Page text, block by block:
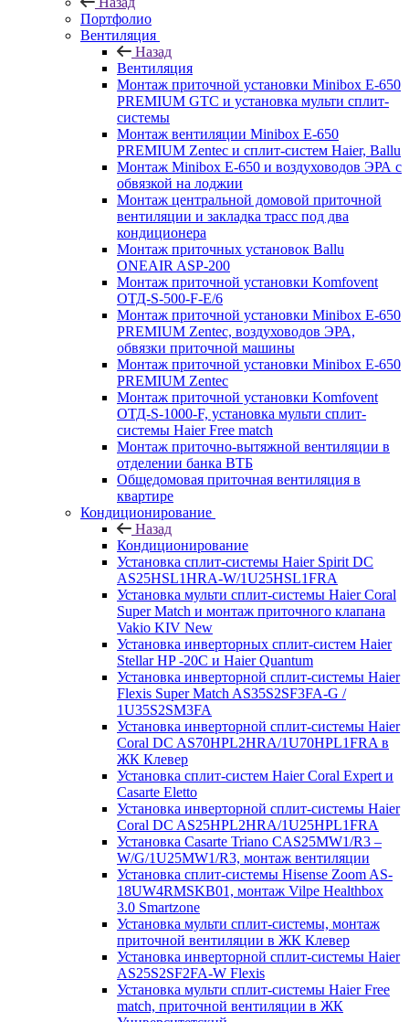
Портфолио
Вентиляция
Назад
Вентиляция
Монтаж приточной установки Minibox E-650
PREMIUM GTC и установка мульти сплит-
системы
Монтаж вентиляции Minibox E-650
PREMIUM Zentec и сплит-систем Haier, Ballu
Монтаж Minibox E-650 и воздуховодов ЭРА с
обвязкой на лоджии
Монтаж центральной домовой приточной
вентиляции и закладка трасс под два
кондиционера
Монтаж приточных установок Ballu
ONEAIR ASP-200
Монтаж приточной установки Komfovent
ОТД-S-500-F-E/6
Монтаж приточной установки Minibox E-650
PREMIUM Zentec, воздуховодов ЭРА,
обвязки приточной машины
Монтаж приточной установки Minibox E-650
PREMIUM Zentec
Монтаж приточной установки Komfovent
ОТД-S-1000-F, установка мульти сплит-
системы Haier Free match
Монтаж приточно-вытяжной вентиляции в
отделении банка ВТБ
Общедомовая приточная вентиляция в
квартире
Кондиционирование
Назад
Кондиционирование
Установка сплит-системы Haier Spirit DC
AS25HSL1HRA-W/1U25HSL1FRA
Установка мульти сплит-системы Haier Coral
Super Match и монтаж приточного клапана
Vakio KIV New
Установка инверторных сплит-систем Haier
Stellar HP -20С и Haier Quantum
Установка инверторной сплит-системы Haier
Flexis Super Match AS35S2SF3FA-G /
1U35S2SM3FA
Установка инверторной сплит-системы Haier
Coral DC AS70HPL2HRA/1U70HPL1FRA в
ЖК Клевер
Установка сплит-систем Haier Coral Expert и
Casarte Eletto
Установка инверторной сплит-системы Haier
Coral DC AS25HPL2HRA/1U25HPL1FRA
Установка Casarte Triano CAS25MW1/R3 –
W/G/1U25MW1/R3, монтаж вентиляции
Установка сплит-системы Hisense Zoom AS-
18UW4RMSKB01, монтаж Vilpe Healthbox
3.0 Smartzone
Установка мульти сплит-системы, монтаж
приточной вентиляции в ЖК Клевер
Установка инверторной сплит-системы Haier
AS25S2SF2FA-W Flexis
Установка мульти сплит-системы Haier Free
match, приточной вентиляции в ЖК